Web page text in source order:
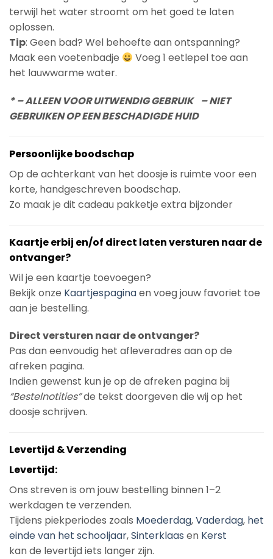
terwijl het water stroomt om het goed te laten
oplossen.
Tip: Geen bad? Wel behoefte aan ontspanning?
Maak een voetenbadje
Voeg 1 eetlepel toe aan
het lauwwarme water.
* – ALLEEN VOOR UITWENDIG GEBRUIK – NIET
GEBRUIKEN OP EEN BESCHADIGDE HUID
Persoonlijke boodschap
Op de achterkant van het doosje is ruimte voor een
korte, handgeschreven boodschap.
Zo maak je dit cadeau pakketje extra bijzonder
Kaartje erbij en/of direct laten versturen naar de
ontvanger?
Wil je een kaartje toevoegen?
Bekijk onze Kaartjespaginaen voeg jouw favoriet toe
aan je bestelling.
Direct versturen naar de ontvanger?
Pas dan eenvoudig het afleveradres aan op de
afreken pagina.
Indien gewenst kun je op de afreken pagina bij
“Bestelnotities”de tekst doorgeven die wij op het
doosje schrijven.
Levertijd & Verzending
Levertijd:
Ons streven is om jouw bestelling binnen 1–2
werkdagen te verzenden.
Tijdens piekperiodes zoals Moederdag,Vaderdag, het
einde van het schooljaar,Sinterklaas en Kerst
kan de levertijd iets langer zijn.